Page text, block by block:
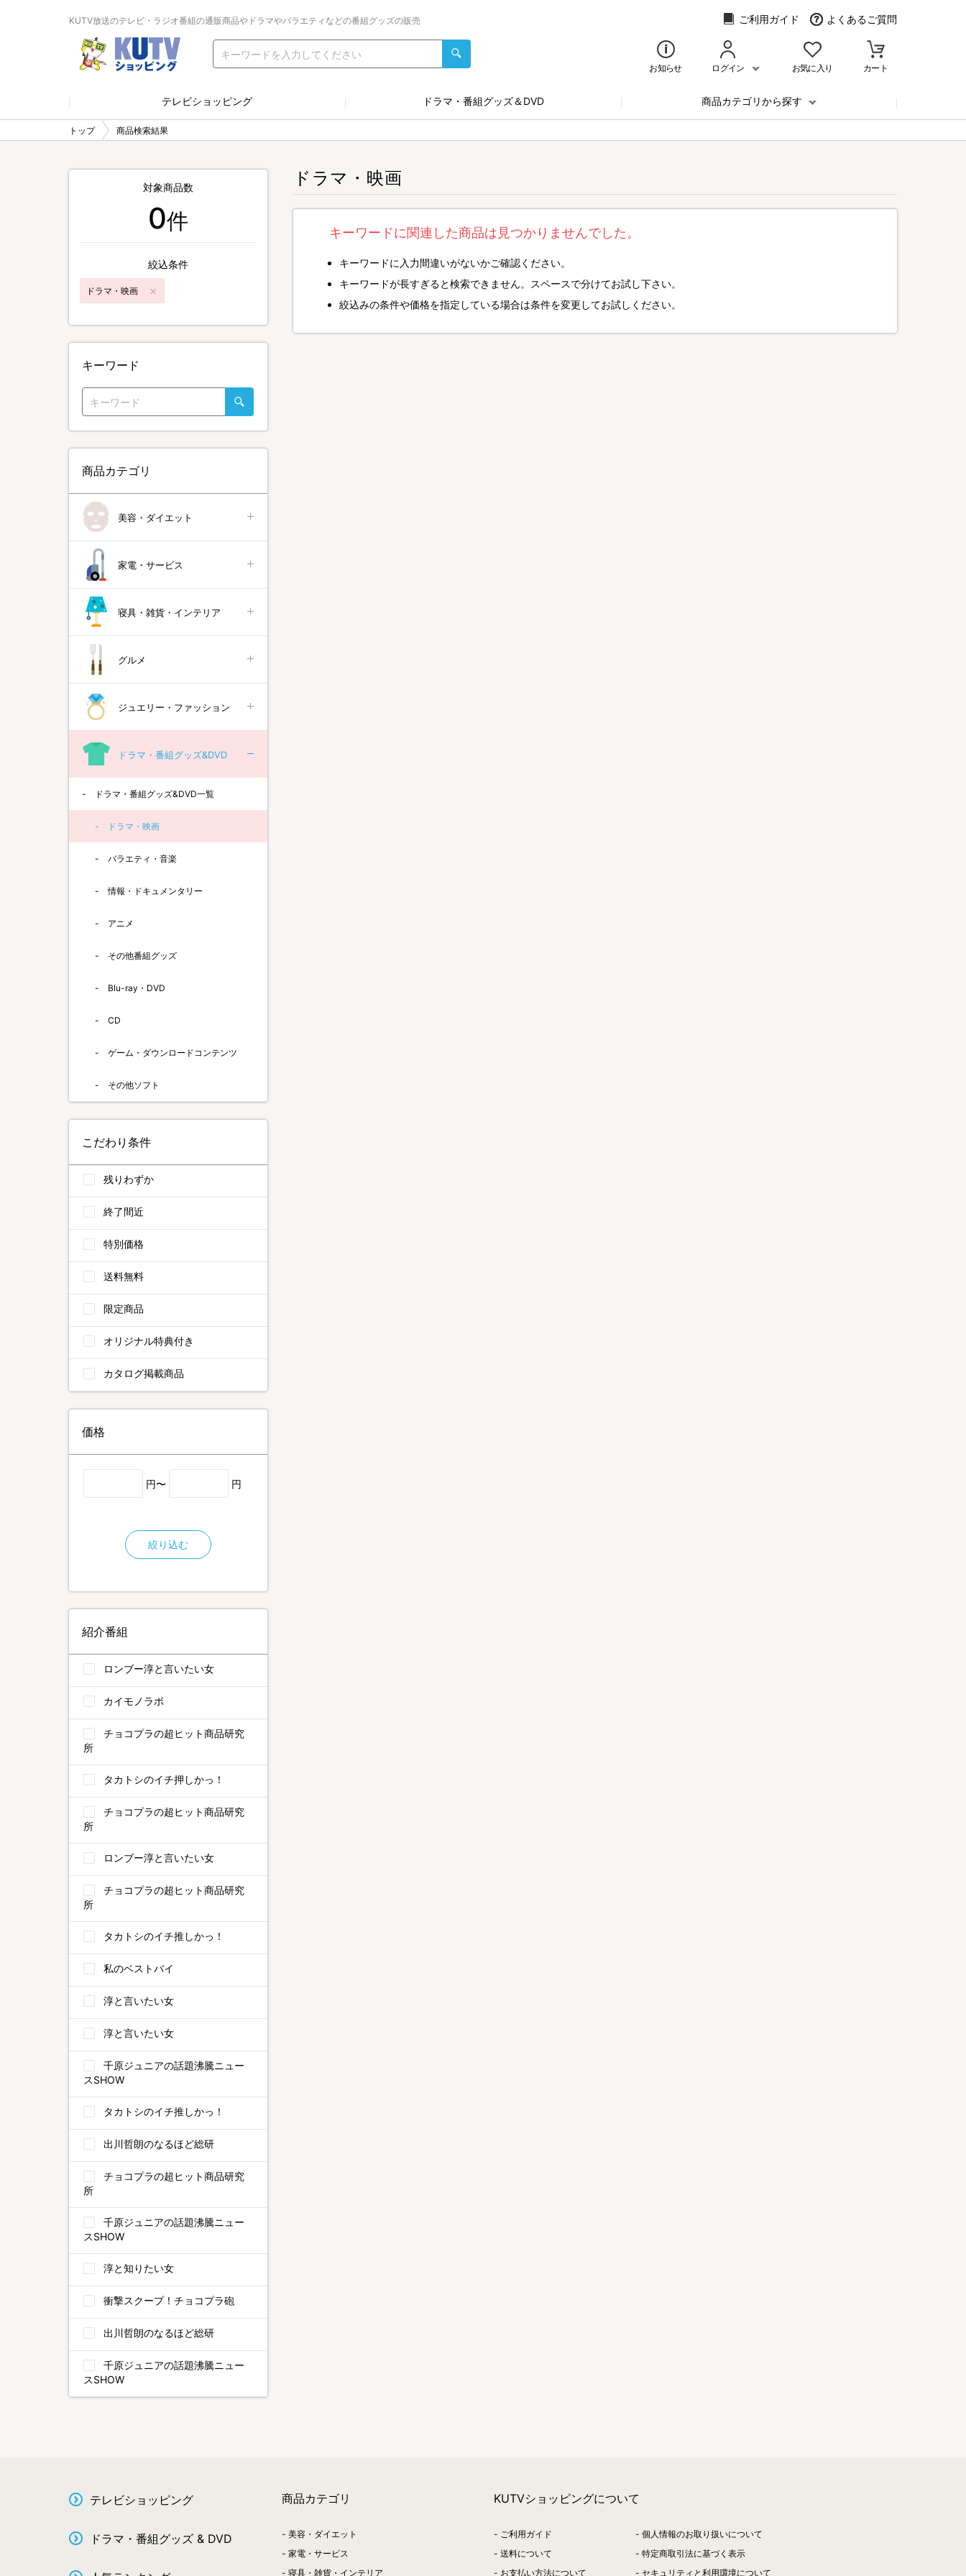
KUTV放送のテレビ・ラジオ番組の通販商品やドラマやバラエティなどの番組グッズの販売 ご利用ガイド よくあるご質問
お知らせ ログイン お気に入り カート
テレビショッピング ドラマ・番組グッズ＆DVD 商品カテゴリから探す
トップ 商品検索結果
ドラマ・映画
キーワードに関連した商品は見つかりませんでした。
キーワードに入力間違いがないかご確認ください。
キーワードが長すぎると検索できません。スペースで分けてお試し下さい。
絞込みの条件や価格を指定している場合は条件を変更してお試しください。
対象商品数
0件
絞込条件
ドラマ・映画
キーワード
商品カテゴリ
美容・ダイエット
家電・サービス
寝具・雑貨・インテリア
グルメ
ジュエリー・ファッション
ドラマ・番組グッズ&DVD
ドラマ・番組グッズ&DVD一覧
ドラマ・映画
バラエティ・音楽
情報・ドキュメンタリー
アニメ
その他番組グッズ
Blu-ray・DVD
CD
ゲーム・ダウンロードコンテンツ
その他ソフト
こだわり条件
残りわずか
終了間近
特別価格
送料無料
限定商品
オリジナル特典付き
カタログ掲載商品
価格
円〜 円
絞り込む
紹介番組
ロンブー淳と言いたい女
カイモノラボ
チョコプラの超ヒット商品研究
所
タカトシのイチ押しかっ！
チョコプラの超ヒット商品研究
所
ロンブー淳と言いたい女
チョコプラの超ヒット商品研究
所
タカトシのイチ推しかっ！
私のベストバイ
淳と言いたい女
淳と言いたい女
千原ジュニアの話題沸騰ニュー
スSHOW
タカトシのイチ推しかっ！
出川哲朗のなるほど総研
チョコプラの超ヒット商品研究
所
千原ジュニアの話題沸騰ニュー
スSHOW
淳と知りたい女
衝撃スクープ！チョコプラ砲
出川哲朗のなるほど総研
千原ジュニアの話題沸騰ニュー
スSHOW
テレビショッピング
ドラマ・番組グッズ & DVD
商品カテゴリ
美容・ダイエット
家電・サービス
寝具・雑貨・インテリア
KUTVショッピングについて
ご利用ガイド
送料について
お支払い方法について
個人情報のお取り扱いについて
特定商取引法に基づく表示
セキュリティと利用環境について